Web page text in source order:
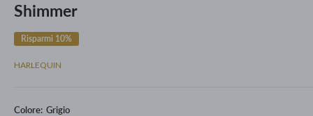
Shimmer
Risparmi 10%
HARLEQUIN
Colore: Grigio